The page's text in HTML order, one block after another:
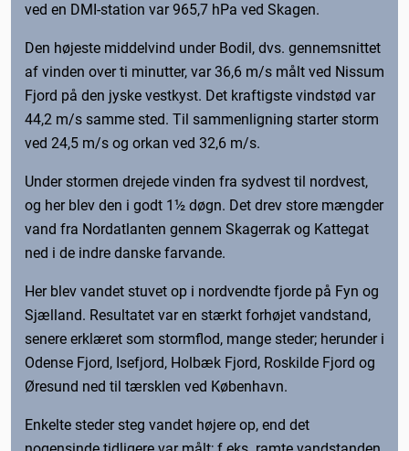
ved en DMI-station var 965,7 hPa ved Skagen.
Den højeste middelvind under Bodil, dvs. gennemsnittet
af vinden over ti minutter, var 36,6 m/s målt ved Nissum
Fjord på den jyske vestkyst. Det kraftigste vindstød var
44,2 m/s samme sted. Til sammenligning starter storm
ved 24,5 m/s og orkan ved 32,6 m/s.
Under stormen drejede vinden fra sydvest til nordvest,
og her blev den i godt 1½ døgn. Det drev store mængder
vand fra Nordatlanten gennem Skagerrak og Kattegat
ned i de indre danske farvande.
Her blev vandet stuvet op i nordvendte fjorde på Fyn og
Sjælland. Resultatet var en stærkt forhøjet vandstand,
senere erklæret som stormflod, mange steder; herunder i
Odense Fjord, Isefjord, Holbæk Fjord, Roskilde Fjord og
Øresund ned til tærsklen ved København.
Enkelte steder steg vandet højere op, end det